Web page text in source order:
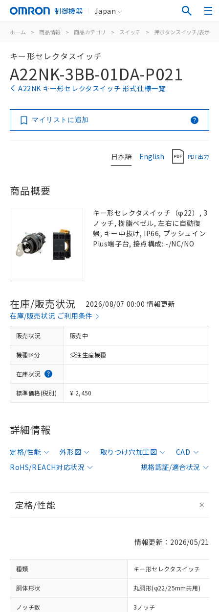
制御機器 Japan
ホーム > 商品情報 > 商品カテゴリ > スイッチ > 押ボタンスイッチ/表示灯
キー形セレクタスイッチ
A22NK-3BB-01DA-P021
A22NK キー形セレクタスイッチ 形式仕様一覧
マイリストに追加
日本語 English PDF出力
商品概要
キー形セレクタスイッチ（φ22）, 3
ノッチ, 樹脂ベゼル, 左右に自動復
帰, キー中抜け, IP66, プッシュイン
Plus端子台, 接点構成: -/NC/NO
在庫/販売状況
2026/08/07 00:00 情報更新
在庫/販売状況 ご利用条件
販売状況 販売中
機種区分 受注生産機種
在庫状況
標準価格(税別) ¥ 2,450
詳細情報
定格/性能 外形図 取りつけ穴加工図
CAD
RoHS/REACH対応状況
規格認証/適合状況
定格/性能
情報更新：2026/05/21
種類 キー形セレクタスイッチ
胴体形状 丸胴形(φ22/25mm共用)
ノッチ数 3ノッチ